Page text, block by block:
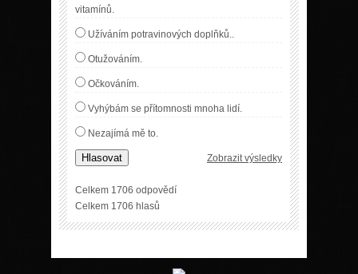
vitamínů.
Užíváním potravinových doplňků..
Otužováním.
Očkováním.
Vyhýbám se přítomnosti mnoha lidí.
Nezajímá mě to.
Hlasovat Zobrazit výsledky
Celkem 1706 odpovědí
Celkem 1706 hlasů